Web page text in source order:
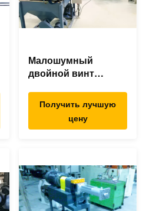
Малошумный
двойной винт
штрангпресс,
машину штранг-
прессования ПП/ПЭ
Получить лучшую
цену